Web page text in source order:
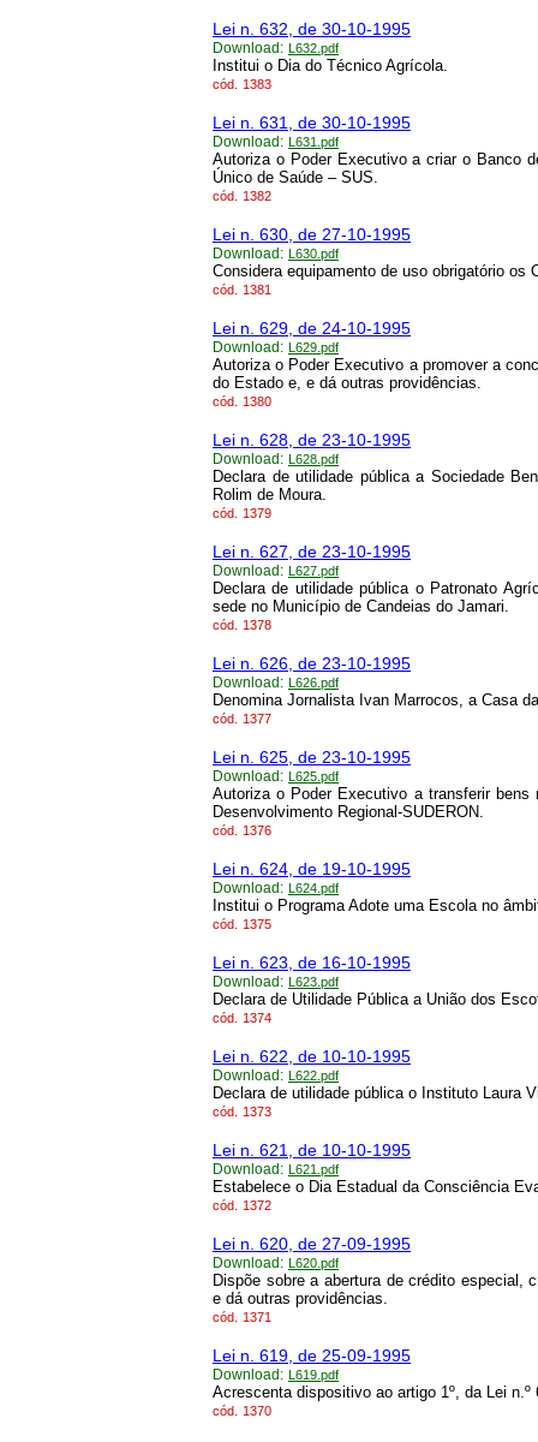
Lei n. 632, de 30-10-1995
Download: L632.pdf
Institui o Dia do Técnico Agrícola.
cód. 1383
Lei n. 631, de 30-10-1995
Download: L631.pdf
Autoriza o Poder Executivo a criar o Banco
Único de Saúde – SUS.
cód. 1382
Lei n. 630, de 27-10-1995
Download: L630.pdf
Considera equipamento de uso obrigatório
cód. 1381
Lei n. 629, de 24-10-1995
Download: L629.pdf
Autoriza o Poder Executivo a promover a
do Estado e, e dá outras providências.
cód. 1380
Lei n. 628, de 23-10-1995
Download: L628.pdf
Declara de utilidade pública a Sociedade
Rolim de Moura.
cód. 1379
Lei n. 627, de 23-10-1995
Download: L627.pdf
Declara de utilidade pública o Patronato
sede no Município de Candeias do Jamari.
cód. 1378
Lei n. 626, de 23-10-1995
Download: L626.pdf
Denomina Jornalista Ivan Marrocos, a Casa
cód. 1377
Lei n. 625, de 23-10-1995
Download: L625.pdf
Autoriza o Poder Executivo a transferir
Desenvolvimento Regional-SUDERON.
cód. 1376
Lei n. 624, de 19-10-1995
Download: L624.pdf
Institui o Programa Adote uma Escola no
cód. 1375
Lei n. 623, de 16-10-1995
Download: L623.pdf
Declara de Utilidade Pública a União dos
cód. 1374
Lei n. 622, de 10-10-1995
Download: L622.pdf
Declara de utilidade pública o Instituto Laura
cód. 1373
Lei n. 621, de 10-10-1995
Download: L621.pdf
Estabelece o Dia Estadual da Consciência
cód. 1372
Lei n. 620, de 27-09-1995
Download: L620.pdf
Dispõe sobre a abertura de crédito especial,
e dá outras providências.
cód. 1371
Lei n. 619, de 25-09-1995
Download: L619.pdf
Acrescenta dispositivo ao artigo 1º, da Lei
cód. 1370